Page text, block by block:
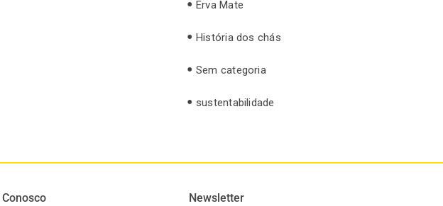
Erva Mate
História dos chás
Sem categoria
sustentabilidade
Newsletter